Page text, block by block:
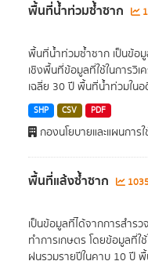
พื้นที่น้ำท่วมซ้ำซาก
พื้นที่น้ำท่วมซ้ำซาก เป็นข้อมู
เชิงพื้นที่ข้อมูลที่ใช้ในการวิ
เฉลี่ย 30 ปี พื้นที่น้ำท่วมใน
SHP CSV PDF
กองนโยบายและแผนการ
พื้นที่แล้งซ้ำซาก
เป็นข้อมูลที่ได้จากการสำรว
ทำการเกษตร โดยข้อมูลที่ใ
ฝนรวมรายปีในคาบ 10 ปี